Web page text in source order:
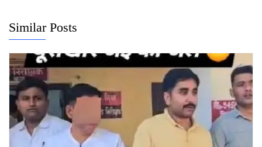
Similar Posts